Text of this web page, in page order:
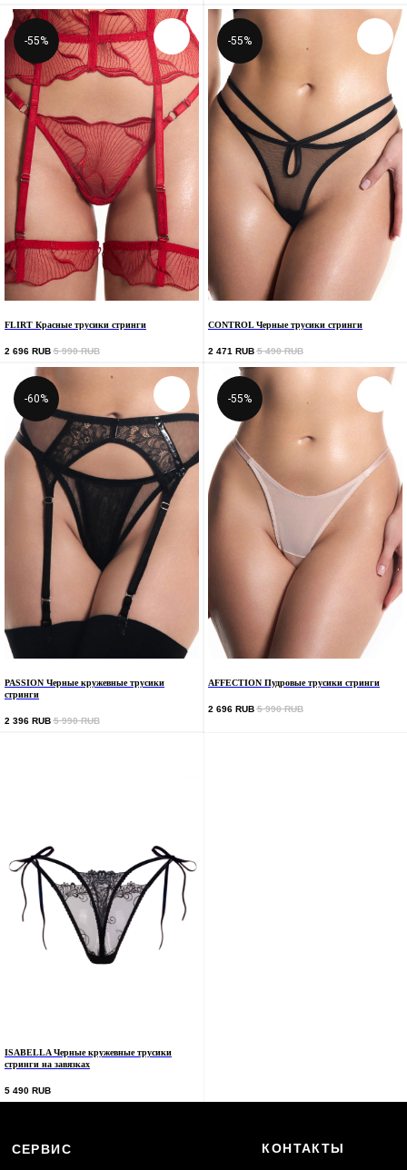
-55%
FLIRT Красные трусики стринги
2 696 RUB 5 990 RUB
-55%
CONTROL Черные трусики стринги
2 471 RUB 5 490 RUB
-60%
PASSION Черные кружевные трусики
стринги
2 396 RUB 5 990 RUB
-55%
AFFECTION Пудровые трусики стринги
2 696 RUB 5 990 RUB
ISABELLA Черные кружевные трусики
стринги на завязках
5 490 RUB
Политика конфиденциальности
PRELUDIYA
Уход за изделиями info@preludiiya.ru
Размерная сетка
Доставка
Обмен и возврат
Уход за изделиями